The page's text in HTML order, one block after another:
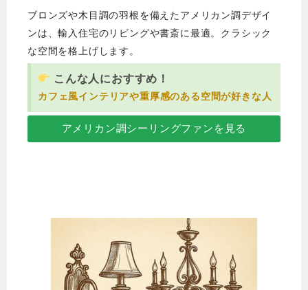
ブロンズや木目調の羽根を備えたアメリカン調デザイ
ンは、輸入住宅のリビングや書斎に最適。クラシック
な空間を格上げします。
こんな人におすすめ！
カフェ風インテリアや重厚感のある空間が好きな人
アメリカン調シーリングファンを見る